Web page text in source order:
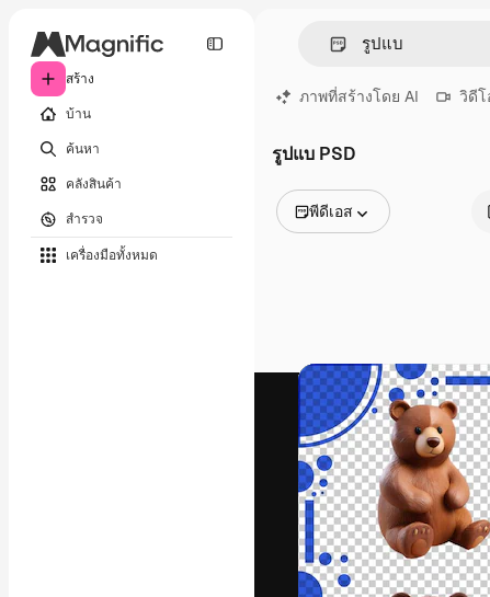
สร้าง
บ้าน
ค้นหา
คลังสินค้า
สำรวจ
เครื่องมือทั้งหมด
ภาพที่สร้างโดย AI วิดีโ
รูปแบ PSD
พีดีเอส
วิดีโอ
คลิปวิดีโอ
โมชั่นกราฟิก
เทมเพลตวิดีโอ
ไอคอน
แบบจำลอง 3 มิติ
แบบอักษร
แพลตฟอร์มสร้า
ที่สุดของคุณ ผู้ใช้
ครอบคลุมทั้งครี
โอ